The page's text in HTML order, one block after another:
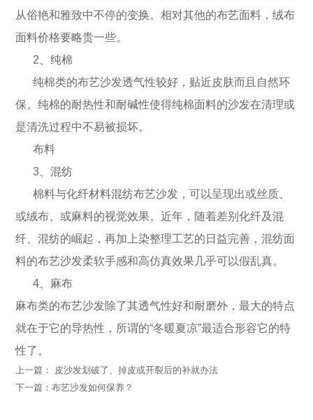
从俗艳和雅致中不停的变换。相对其他的布艺面料，绒布
面料价格要略贵一些。
2、纯棉
纯棉类的布艺沙发透气性较好，贴近皮肤而且自然环
保。纯棉的耐热性和耐碱性使得纯棉面料的沙发在清理或
是清洗过程中不易被损坏。
布料
3、混纺
棉料与化纤材料混纺布艺沙发，可以呈现出或丝质、
或绒布、或麻料的视觉效果。近年，随着差别化纤及混
纤、混纺的崛起，再加上染整理工艺的日益完善，混纺面
料的布艺沙发柔软手感和高仿真效果几乎可以假乱真。
4、麻布
麻布类的布艺沙发除了其透气性好和耐磨外，最大的特点
就在于它的导热性，所谓的“冬暖夏凉”最适合形容它的特
性了。
上一篇： 皮沙发划破了、掉皮或开裂后的补就办法
下一篇：布艺沙发如何保养？